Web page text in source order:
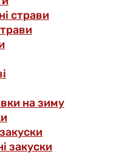
страви
на зиму
закуски